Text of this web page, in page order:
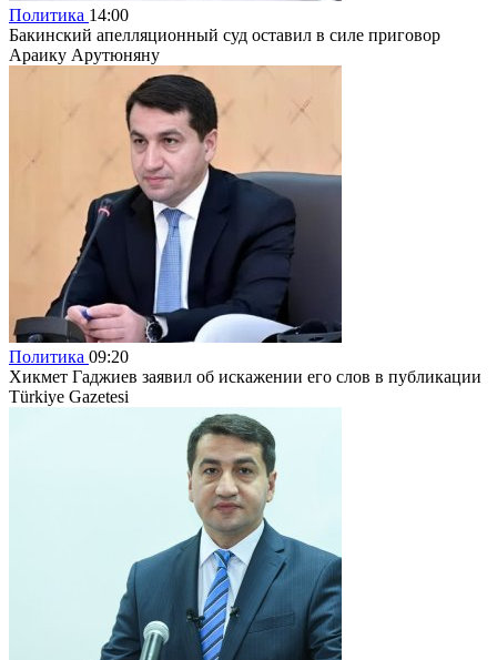
Политика 14:00
Бакинский апелляционный суд оставил в силе приговор
Араику Арутюняну
Политика 09:20
Хикмет Гаджиев заявил об искажении его слов в публикации
Türkiye Gazetesi